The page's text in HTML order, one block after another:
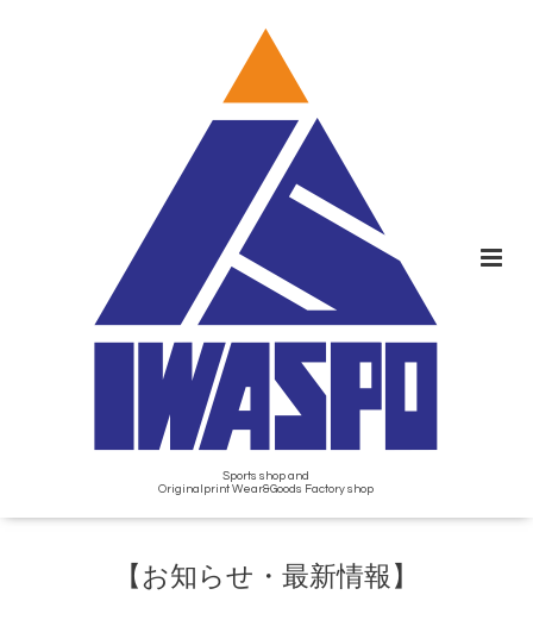
Sports shop and
Originalprint Wear&Goods Factory shop
【お知らせ・最新情報】